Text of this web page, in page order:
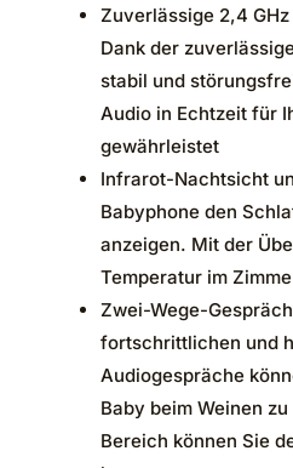
Zuverlässige 2,4
Dank der
stabil und
Audio in Echtzeit für
gewährleistet
Infrarot-Nachtsicht
Babyphone den
anzeigen. Mit der
Temperatur im
Zwei-Wege-
fortschrittlichen und
Audiogespräche
Baby beim Weinen
Bereich können Sie